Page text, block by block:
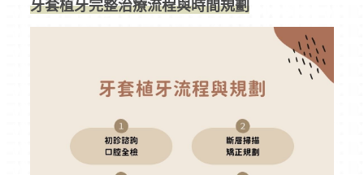
牙套植牙完整治療流程與時間規劃